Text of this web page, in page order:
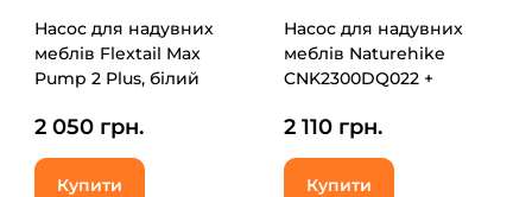
Насос для надувних
меблів Flextail Max
Pump 2 Plus, білий
2 050 грн.
Купити
Насос для надувних
меблів Naturehike
CNK2300DQ022 +
бежевий
(6976507665971)
2 110 грн.
Купити